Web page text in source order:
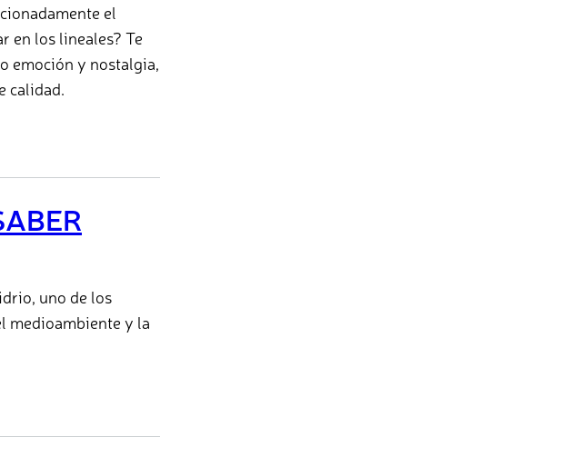
el
en los lineales? Te
emoción y nostalgia,
calidad.
uno de los
medioambiente y la